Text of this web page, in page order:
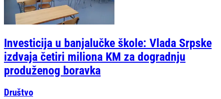
Investicija u banjalučke škole: Vlada Srpske
izdvaja četiri miliona KM za dogradnju
produženog boravka
Društvo